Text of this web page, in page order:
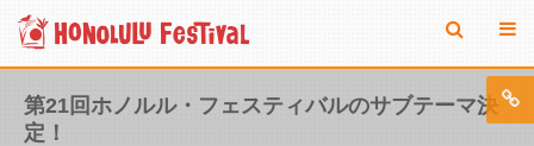
第21回ホノルル・フェスティバルのサブテーマ決
定！